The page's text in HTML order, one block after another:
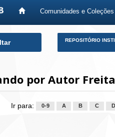
Comunidades e Coleções
REPOSITÓRIO
por Autor
Ir para: 0-9 A B C D